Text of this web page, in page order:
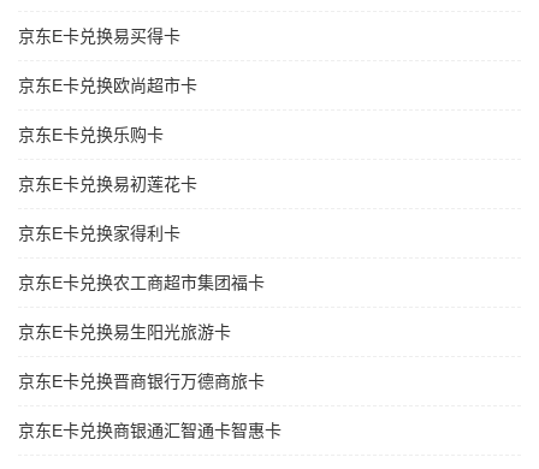
京东E卡兑换易买得卡
京东E卡兑换欧尚超市卡
京东E卡兑换乐购卡
京东E卡兑换易初莲花卡
京东E卡兑换家得利卡
京东E卡兑换农工商超市集团福卡
京东E卡兑换易生阳光旅游卡
京东E卡兑换晋商银行万德商旅卡
京东E卡兑换商银通汇智通卡智惠卡